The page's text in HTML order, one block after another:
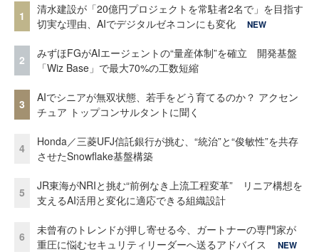
1
清水建設が「20億円プロジェクトを常駐者2名で」を目指す
切実な理由、AIでデジタルゼネコンにも変化
NEW
2
みずほFGがAIエージェントの“量産体制”を確立 開発基盤
「Wiz Base」で最大70%の工数短縮
3
AIでシニアが無双状態、若手をどう育てるのか？ アクセン
チュア トップコンサルタントに聞く
4
Honda／三菱UFJ信託銀行が挑む、“統治”と“俊敏性”を共存
させたSnowflake基盤構築
5
JR東海がNRIと挑む“前例なき上流工程変革” リニア構想を
支えるAI活用と変化に適応できる組織設計
6
未曾有のトレンドが押し寄せる今、ガートナーの専門家が
重圧に悩むセキュリティリーダーへ送るアドバイス
NEW